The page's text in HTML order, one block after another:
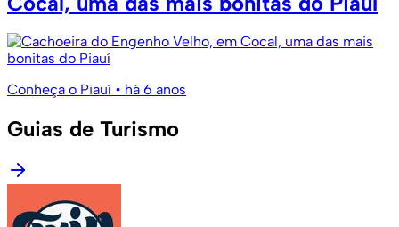
Conheça o Piauí • há 6 anos
Guias de Turismo